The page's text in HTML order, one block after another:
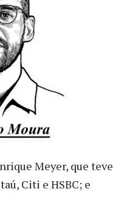
Meyer, que teve
Citi e HSBC; e